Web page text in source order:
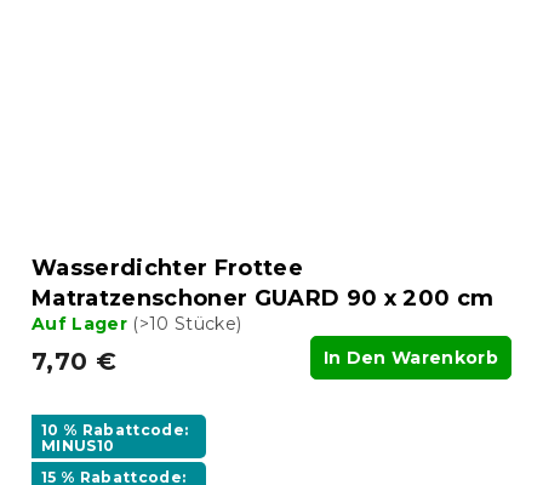
Wasserdichter Frottee
Matratzenschoner GUARD 90 x 200 cm
Auf Lager (>10 Stücke)
7,70 € In Den Warenkorb
10 % Rabattcode:
MINUS10
15 % Rabattcode: